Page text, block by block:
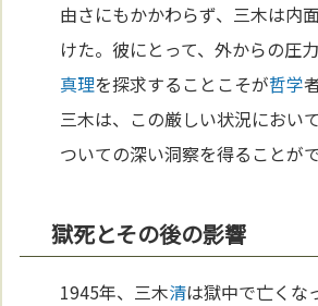
由さにもかかわらず、三木は内
けた。彼にとって、外からの圧
真理を探求することこそが哲学
三木は、この厳しい状況におい
ついての深い洞察を得ることが
獄死とその後の影響
1945年、三木清は獄中で亡くな